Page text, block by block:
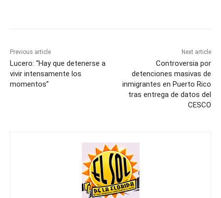
Previous article
Lucero: “Hay que detenerse a
vivir intensamente los
momentos”
Next article
Controversia por
detenciones masivas de
inmigrantes en Puerto Rico
tras entrega de datos del
CESCO